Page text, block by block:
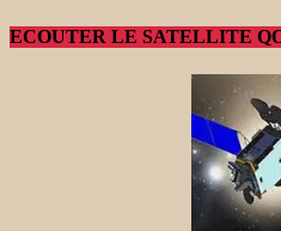
ECOUTER LE SATELLITE